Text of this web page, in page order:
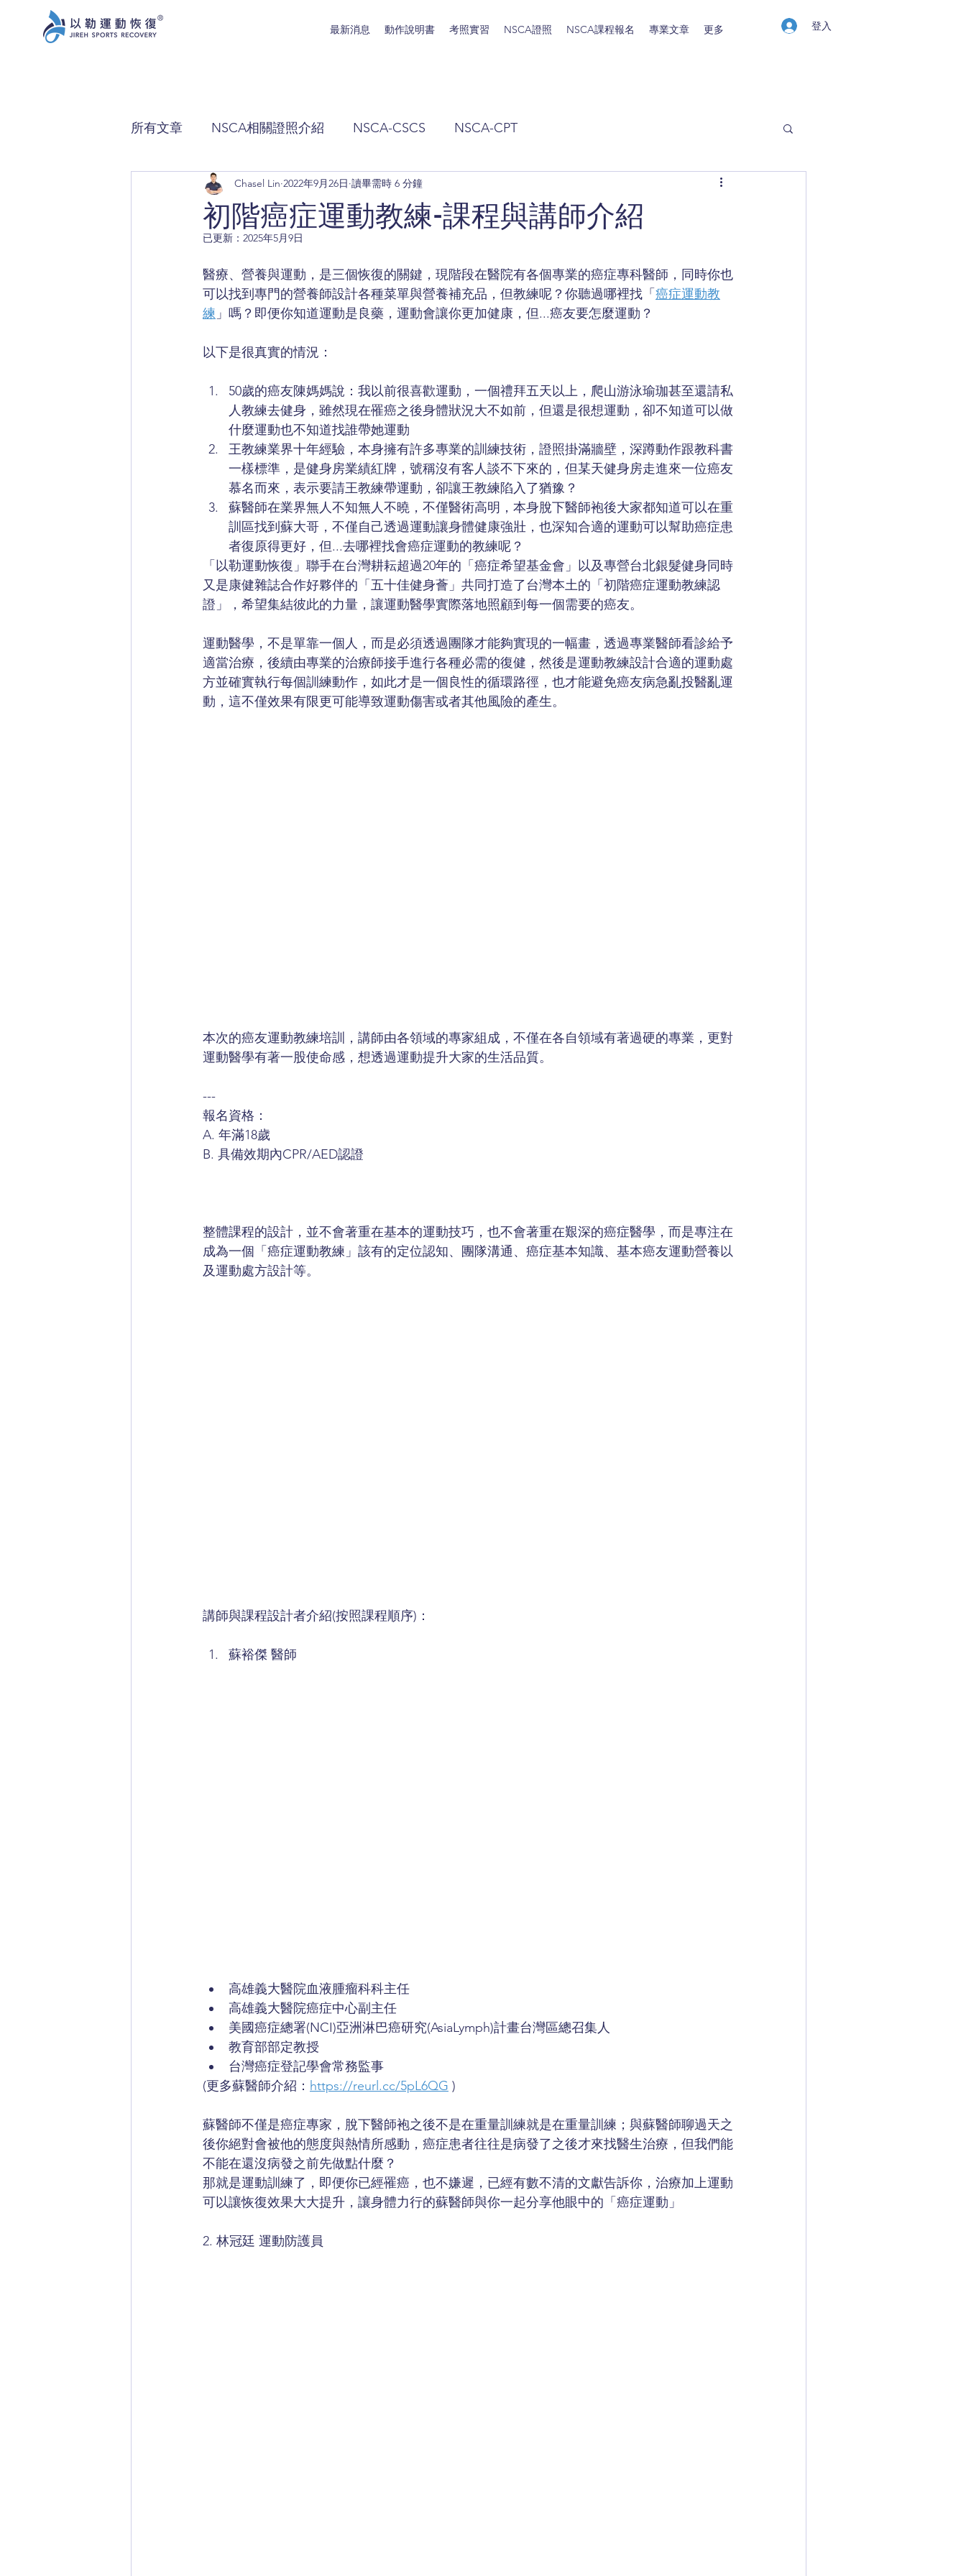
最新消息 動作說明書 考照實習 NSCA證照 NSCA課程報名 專業文章 更多 登入
所有文章 NSCA相關證照介紹 NSCA-CSCS NSCA-CPT
初階癌症運動教練-課程與講師介紹
Chasel Lin 2022年9月26日 讀畢需時 6 分鐘
已更新： 2025年5月9日
醫療、營養與運動，是三個恢復的關鍵，現階段在醫院有各個專業的癌症專科醫師，同時你也
可以找到專門的營養師設計各種菜單與營養補充品，但教練呢？你聽過哪裡找「 癌症運動教
練 」嗎？即便你知道運動是良藥，運動會讓你更加健康，但...癌友要怎麼運動？
以下是很真實的情況：
50歲的癌友陳媽媽說：我以前很喜歡運動，一個禮拜五天以上，爬山游泳瑜珈甚至還請私
人教練去健身，雖然現在罹癌之後身體狀況大不如前，但還是很想運動，卻不知道可以做
什麼運動也不知道找誰帶她運動
王教練業界十年經驗，本身擁有許多專業的訓練技術，證照掛滿牆壁，深蹲動作跟教科書
一樣標準，是健身房業績紅牌，號稱沒有客人談不下來的，但某天健身房走進來一位癌友
慕名而來，表示要請王教練帶運動，卻讓王教練陷入了猶豫？
蘇醫師在業界無人不知無人不曉，不僅醫術高明，本身脫下醫師袍後大家都知道可以在重
訓區找到蘇大哥，不僅自己透過運動讓身體健康強壯，也深知合適的運動可以幫助癌症患
者復原得更好，但...去哪裡找會癌症運動的教練呢？
「以勒運動恢復」聯手在台灣耕耘超過20年的「癌症希望基金會」以及專營台北銀髮健身同時
又是康健雜誌合作好夥伴的「五十佳健身薈」共同打造了台灣本土的「初階癌症運動教練認
證」，希望集結彼此的力量，讓運動醫學實際落地照顧到每一個需要的癌友。
運動醫學，不是單靠一個人，而是必須透過團隊才能夠實現的一幅畫，透過專業醫師看診給予
適當治療，後續由專業的治療師接手進行各種必需的復健，然後是運動教練設計合適的運動處
方並確實執行每個訓練動作，如此才是一個良性的循環路徑，也才能避免癌友病急亂投醫亂運
動，這不僅效果有限更可能導致運動傷害或者其他風險的產生。
本次的癌友運動教練培訓，講師由各領域的專家組成，不僅在各自領域有著過硬的專業，更對
運動醫學有著一股使命感，想透過運動提升大家的生活品質。
---
報名資格：
A. 年滿18歲
B. 具備效期內CPR/AED認證
整體課程的設計，並不會著重在基本的運動技巧，也不會著重在艱深的癌症醫學，而是專注在
成為一個「癌症運動教練」該有的定位認知、團隊溝通、癌症基本知識、基本癌友運動營養以
及運動處方設計等。
講師與課程設計者介紹(按照課程順序)：
蘇裕傑 醫師
高雄義大醫院血液腫瘤科科主任
高雄義大醫院癌症中心副主任
美國癌症總署(NCI)亞洲淋巴癌研究(AsiaLymph)計畫台灣區總召集人
教育部部定教授
台灣癌症登記學會常務監事
(更多蘇醫師介紹： https://reurl.cc/5pL6QG )
蘇醫師不僅是癌症專家，脫下醫師袍之後不是在重量訓練就是在重量訓練；與蘇醫師聊過天之
後你絕對會被他的態度與熱情所感動，癌症患者往往是病發了之後才來找醫生治療，但我們能
不能在還沒病發之前先做點什麼？
那就是運動訓練了，即便你已經罹癌，也不嫌遲，已經有數不清的文獻告訴你，治療加上運動
可以讓恢復效果大大提升，讓身體力行的蘇醫師與你一起分享他眼中的「癌症運動」
2. 林冠廷 運動防護員